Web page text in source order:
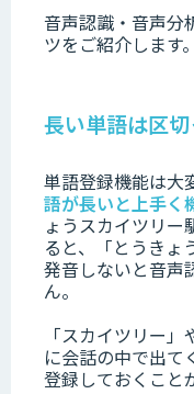
音声認識・音声分
ツをご紹介します。
長い単語は区
単語登録機能は大
語が長いと上手く
ょうスカイツリー
ると、「とうきょ
発音しないと音声
ん。
「スカイツリー
に会話の中で出て
登録しておくこと